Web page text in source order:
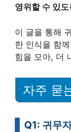
영위할 수 있
이 글을 통해
한 인식을 함
힘을 모아, 더
자주 묻
Q1: 귀무